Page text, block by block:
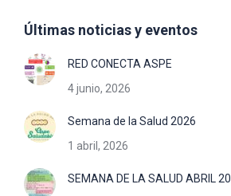
Últimas noticias y eventos
RED CONECTA ASPE
4 junio, 2026
Semana de la Salud 2026
1 abril, 2026
SEMANA DE LA SALUD ABRIL